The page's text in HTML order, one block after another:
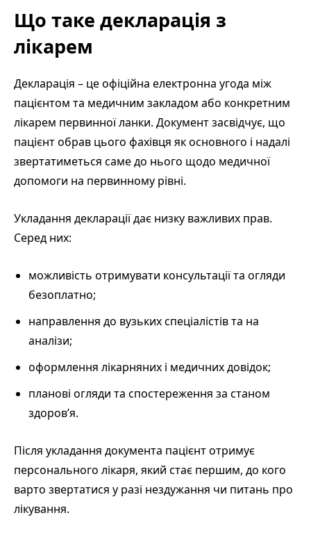
Що таке декларація з
лікарем
Декларація – це офіційна електронна угода між
пацієнтом та медичним закладом або конкретним
лікарем первинної ланки. Документ засвідчує, що
пацієнт обрав цього фахівця як основного і надалі
звертатиметься саме до нього щодо медичної
допомоги на первинному рівні.
Укладання декларації дає низку важливих прав.
Серед них:
можливість отримувати консультації та огляди
безоплатно;
направлення до вузьких спеціалістів та на
аналізи;
оформлення лікарняних і медичних довідок;
планові огляди та спостереження за станом
здоров’я.
Після укладання документа пацієнт отримує
персонального лікаря, який стає першим, до кого
варто звертатися у разі нездужання чи питань про
лікування.